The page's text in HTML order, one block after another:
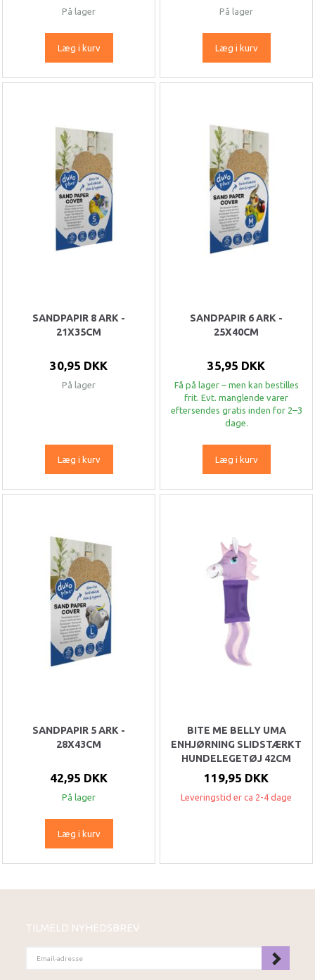
På lager
Læg i kurv
På lager
Læg i kurv
SANDPAPIR 8 ARK -
21X35CM
30,95 DKK
På lager
Læg i kurv
SANDPAPIR 6 ARK -
25X40CM
35,95 DKK
Få på lager – men kan bestilles
frit. Evt. manglende varer
eftersendes gratis inden for 2–3
dage.
Læg i kurv
SANDPAPIR 5 ARK -
28X43CM
42,95 DKK
På lager
Læg i kurv
BITE ME BELLY UMA
ENHJØRNING SLIDSTÆRKT
HUNDELEGETØJ 42CM
119,95 DKK
Leveringstid er ca 2-4 dage
TILMELD NYHEDSBREV
ADRESSE